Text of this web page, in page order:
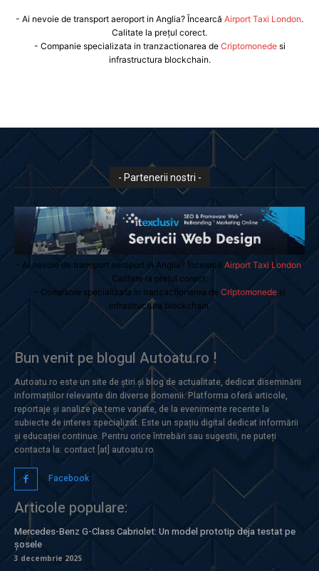
- Ai nevoie de transport aeroport in Anglia? Încearcă Airport Taxi London.
Calitate la prețul corect.
- Companie specializata in tranzactionarea de Criptomonedesi
infrastructura blockchain.
- Partenerii nostri -
- Ai nevoie de transport aeroport in Anglia? Încearcă Airport Taxi London
Calitate la prețul corect.
- Companie specializata in tranzactionarea de Criptomonedesi
infrastructura blockchain.
Bun venit pe blogul Autoatu.ro !
Autoatu.ro este un site de știri și blog de actualitate, dedicat diseminării
informațiilor relevante din diverse domenii. Platforma oferă articole,
reportaje și analize pe teme variate, de la evenimente recente la
subiecte de interes specializat. Este un spațiu digital dedicat informării
și educației continue. Pentru orice întrebări sau sugestii, ne puteți
contacta la: contact [at] autoatu.ro
Facebook
Articole populare:
Mercedes-Benz G-Class Cabriolet: Un model prototip deja testat pe
șosele
3 decembrie 2025